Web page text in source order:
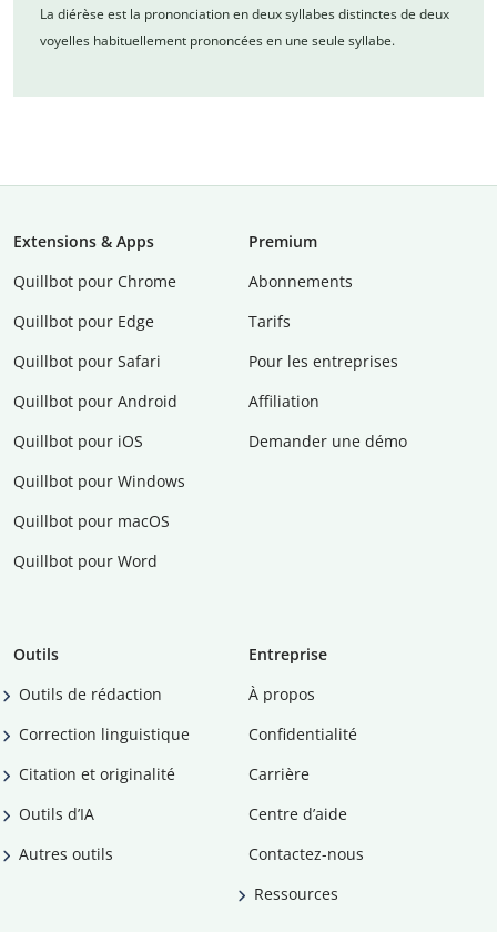
La diérèse est la prononciation en deux syllabes distinctes de deux
voyelles habituellement prononcées en une seule syllabe.
Extensions & Apps
Quillbot pour Chrome
Quillbot pour Edge
Quillbot pour Safari
Quillbot pour Android
Quillbot pour iOS
Quillbot pour Windows
Quillbot pour macOS
Quillbot pour Word
Premium
Abonnements
Tarifs
Pour les entreprises
Affiliation
Demander une démo
Outils
Outils de rédaction
Correction linguistique
Citation et originalité
Outils d’IA
Autres outils
Entreprise
À propos
Confidentialité
Carrière
Centre d’aide
Contactez-nous
Ressources